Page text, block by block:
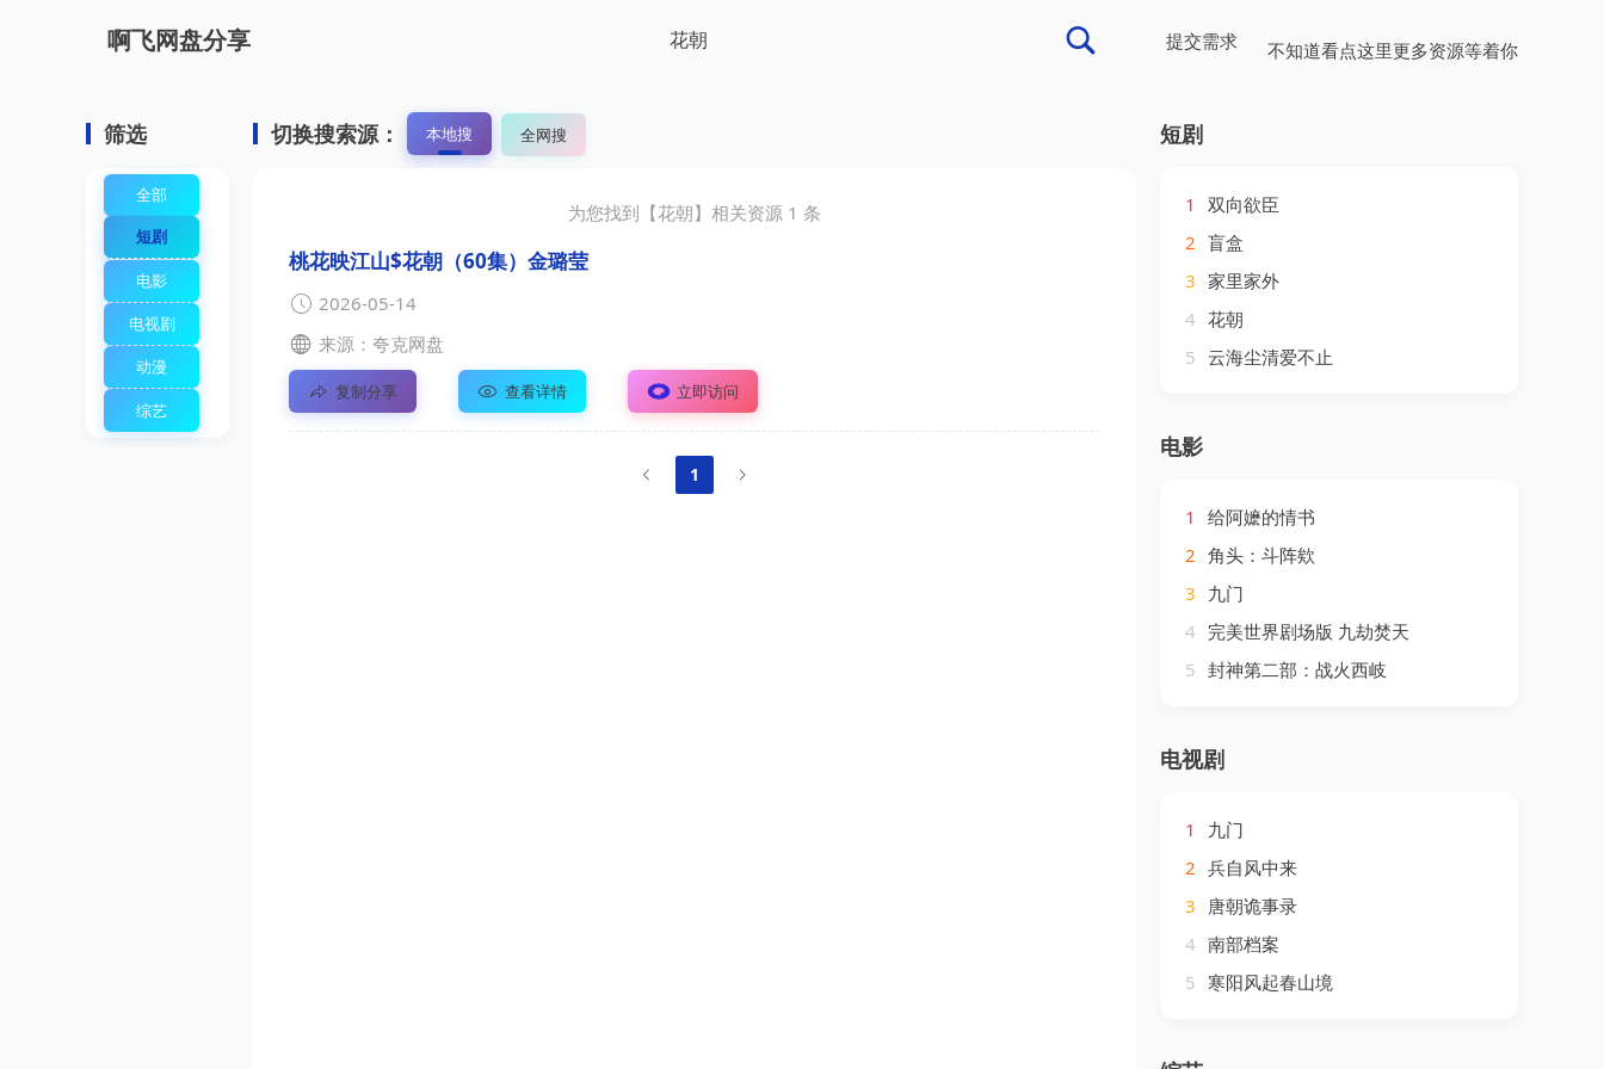
啊飞网盘分享 提交需求 不知道看点这里更多资源等着你
筛选
全部
短剧
电影
电视剧
动漫
综艺
切换搜索源： 本地搜 全网搜
为您找到【花朝】相关资源 1 条
桃花映江山$花朝（60集）金璐莹
2026-05-14
来源：夸克网盘
复制分享 查看详情 立即访问
1
短剧
1
双向欲臣
2 盲盒
3 家里家外
4 花朝
5 云海尘清爱不止
电影
1
给阿嬷的情书
2 角头：斗阵欸
3 九门
4 完美世界剧场版 九劫焚天
5 封神第二部：战火西岐
电视剧
1
九门
2 兵自风中来
3 唐朝诡事录
4 南部档案
5 寒阳风起春山境